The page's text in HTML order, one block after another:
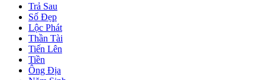
Trả Sau
Số Đẹp
Lộc Phát
Thần Tài
Tiến Lên
Tiền
Ông Địa